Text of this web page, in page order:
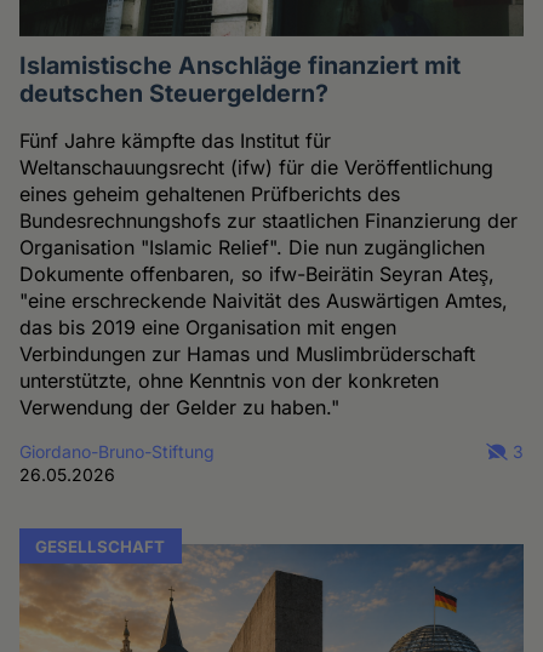
Islamistische Anschläge finanziert mit
deutschen Steuergeldern?
Fünf Jahre kämpfte das Institut für
Weltanschauungsrecht (ifw) für die Veröffentlichung
eines geheim gehaltenen Prüfberichts des
Bundesrechnungshofs zur staatlichen Finanzierung der
Organisation "Islamic Relief". Die nun zugänglichen
Dokumente offenbaren, so ifw-Beirätin Seyran Ateş,
"eine erschreckende Naivität des Auswärtigen Amtes,
das bis 2019 eine Organisation mit engen
Verbindungen zur Hamas und Muslimbrüderschaft
unterstützte, ohne Kenntnis von der konkreten
Verwendung der Gelder zu haben."
Giordano-Bruno-Stiftung
26.05.2026
3
GESELLSCHAFT